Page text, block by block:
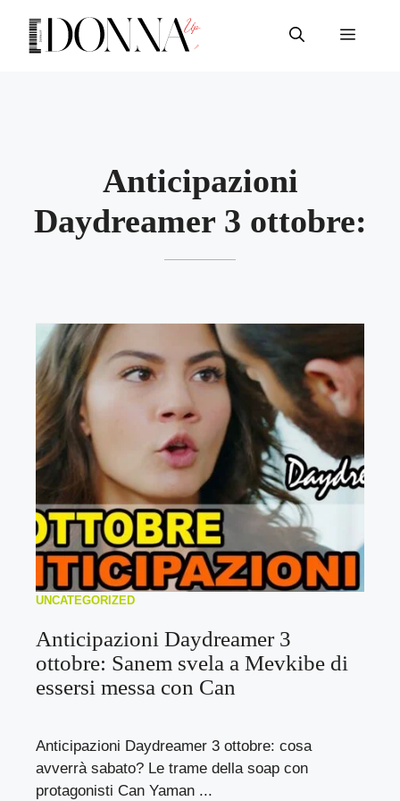
contenuto
Menu
Anticipazioni
Daydreamer 3 ottobre:
UNCATEGORIZED
Anticipazioni Daydreamer 3
ottobre: Sanem svela a Mevkibe di
essersi messa con Can
Anticipazioni Daydreamer 3 ottobre: cosa
avverrà sabato? Le trame della soap con
protagonisti Can Yaman ...